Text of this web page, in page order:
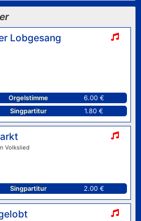
Lobgesang
Orgelstimme
6.00 €
Singpartitur 1.80 €
Volkslied
Singpartitur 2.00 €